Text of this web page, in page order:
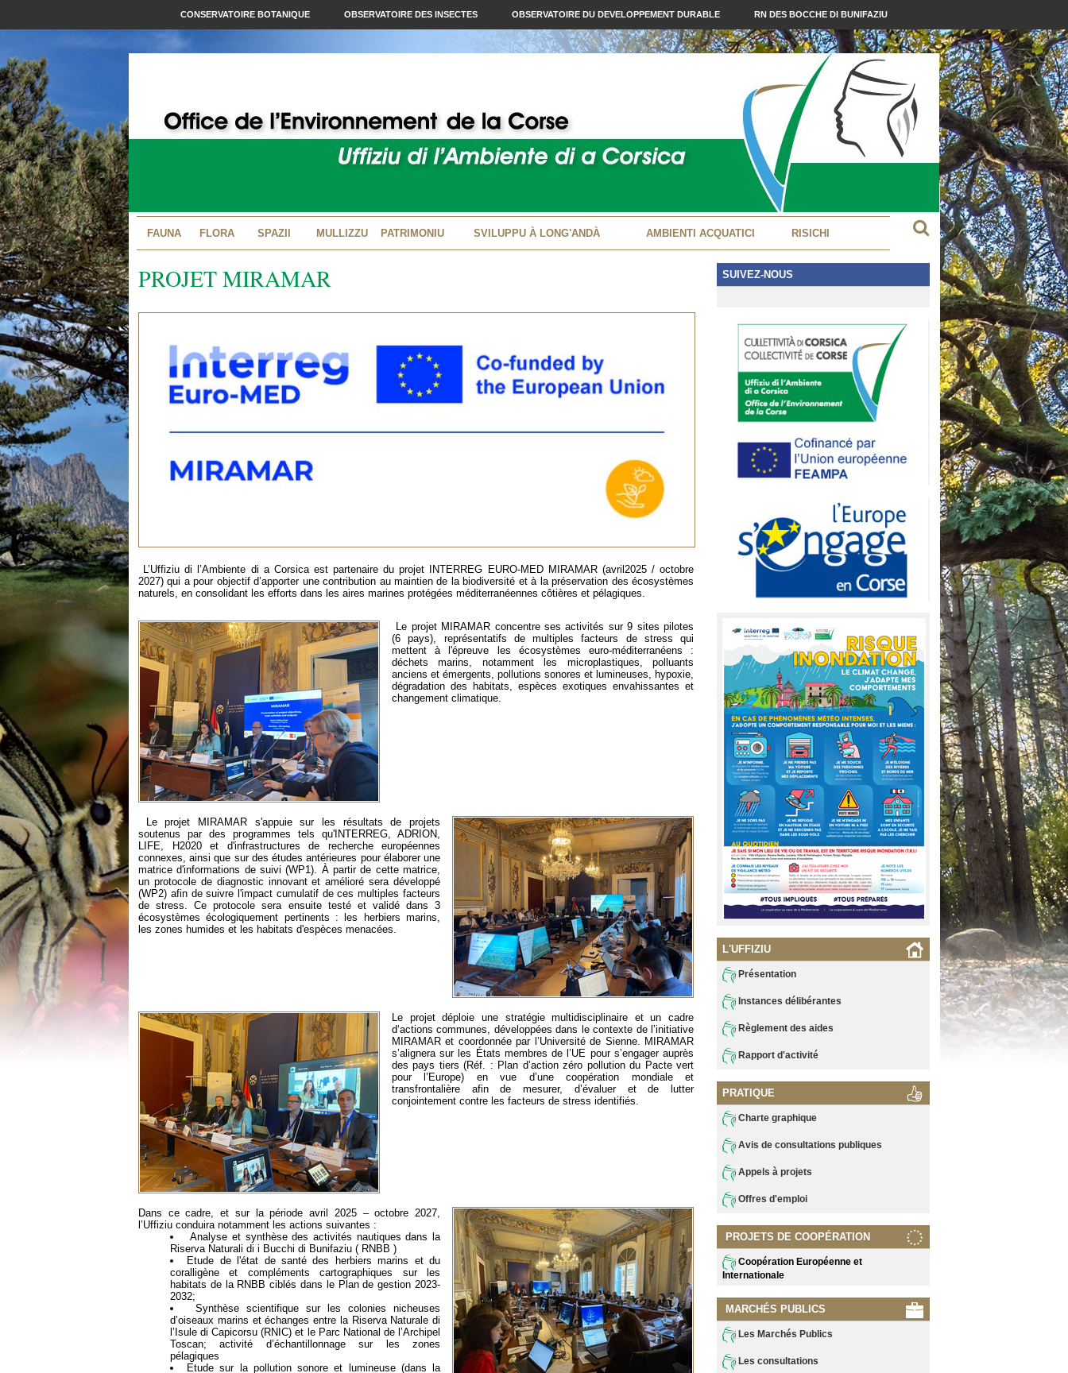
CONSERVATOIRE BOTANIQUE OBSERVATOIRE DES INSECTES OBSERVATOIRE DU DEVELOPPEMENT DURABLE RN DES BOCCHE DI BUNIFAZIU
FAUNA FLORA SPAZII MULLIZZU PATRIMONIU SVILUPPU À LONG'ANDÀ AMBIENTI ACQUATICI RISICHI
PROJET MIRAMAR
L’Uffiziu di l’Ambiente di a Corsica est partenaire du projet INTERREG EURO-MED MIRAMAR (avril2025 / octobre
2027) qui a pour objectif d’apporter une contribution au maintien de la biodiversité et à la préservation des écosystèmes
naturels, en consolidant les efforts dans les aires marines protégées méditerranéennes côtières et pélagiques.
Le projet MIRAMAR concentre ses activités sur 9 sites pilotes
(6 pays), représentatifs de multiples facteurs de stress qui
mettent à l'épreuve les écosystèmes euro-méditerranéens :
déchets marins, notamment les microplastiques, polluants
anciens et émergents, pollutions sonores et lumineuses, hypoxie,
dégradation des habitats, espèces exotiques envahissantes et
changement climatique.
Le projet MIRAMAR s'appuie sur les résultats de projets
soutenus par des programmes tels qu'INTERREG, ADRION,
LIFE, H2020 et d'infrastructures de recherche européennes
connexes, ainsi que sur des études antérieures pour élaborer une
matrice d'informations de suivi (WP1). À partir de cette matrice,
un protocole de diagnostic innovant et amélioré sera développé
(WP2) afin de suivre l'impact cumulatif de ces multiples facteurs
de stress. Ce protocole sera ensuite testé et validé dans 3
écosystèmes écologiquement pertinents : les herbiers marins,
les zones humides et les habitats d'espèces menacées.
Le projet déploie une stratégie multidisciplinaire et un cadre
d‘actions communes, développées dans le contexte de l’initiative
MIRAMAR et coordonnée par l’Université de Sienne. MIRAMAR
s’alignera sur les États membres de l’UE pour s’engager auprès
des pays tiers (Réf. : Plan d’action zéro pollution du Pacte vert
pour l’Europe) en vue d’une coopération mondiale et
transfrontalière afin de mesurer, d’évaluer et de lutter
conjointement contre les facteurs de stress identifiés.
Dans ce cadre, et sur la période avril 2025 – octobre 2027,
l’Uffiziu conduira notamment les actions suivantes :
Analyse et synthèse des activités nautiques dans la
Riserva Naturali di i Bucchi di Bunifaziu ( RNBB )
Etude de l'état de santé des herbiers marins et du
coralligène et compléments cartographiques sur les
habitats de la RNBB ciblés dans le Plan de gestion 2023-
2032;
Synthèse scientifique sur les colonies nicheuses
d’oiseaux marins et échanges entre la Riserva Naturale di
l’Isule di Capicorsu (RNIC) et le Parc National de l’Archipel
Toscan; activité d’échantillonnage sur les zones
pélagiques
Etude sur la pollution sonore et lumineuse (dans la
SUIVEZ-NOUS
L'UFFIZIU
Présentation
Instances délibérantes
Règlement des aides
Rapport d'activité
PRATIQUE
Charte graphique
Avis de consultations publiques
Appels à projets
Offres d'emploi
PROJETS DE COOPÉRATION
Coopération Européenne et
Internationale
MARCHÉS PUBLICS
Les Marchés Publics
Les consultations